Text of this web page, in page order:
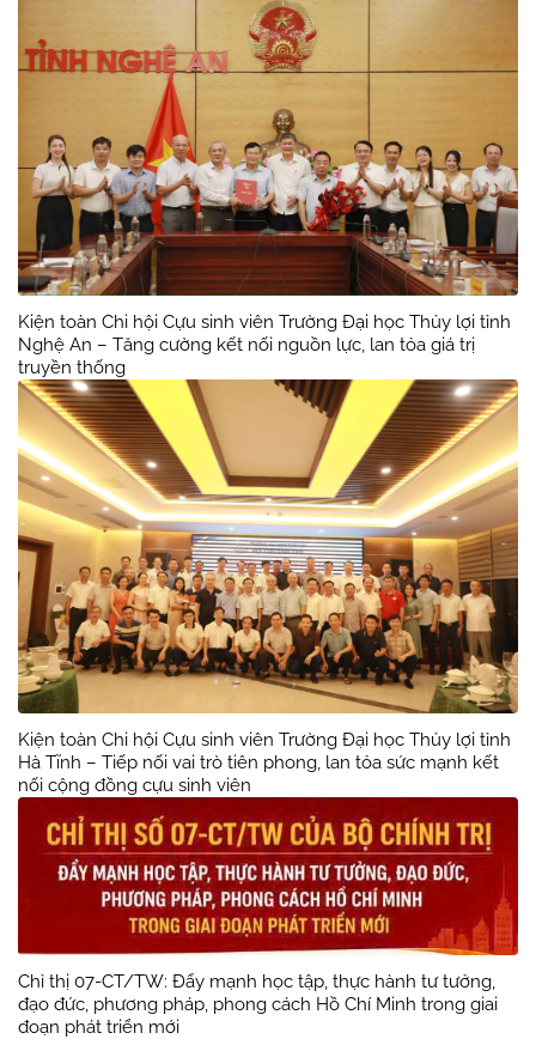
Kiện toàn Chi hội Cựu sinh viên Trường Đại học Thủy lợi tỉnh
Nghệ An – Tăng cường kết nối nguồn lực, lan tỏa giá trị
truyền thống
Kiện toàn Chi hội Cựu sinh viên Trường Đại học Thủy lợi tỉnh
Hà Tĩnh – Tiếp nối vai trò tiên phong, lan tỏa sức mạnh kết
nối cộng đồng cựu sinh viên
Chỉ thị 07-CT/TW: Đẩy mạnh học tập, thực hành tư tưởng,
đạo đức, phương pháp, phong cách Hồ Chí Minh trong giai
đoạn phát triển mới